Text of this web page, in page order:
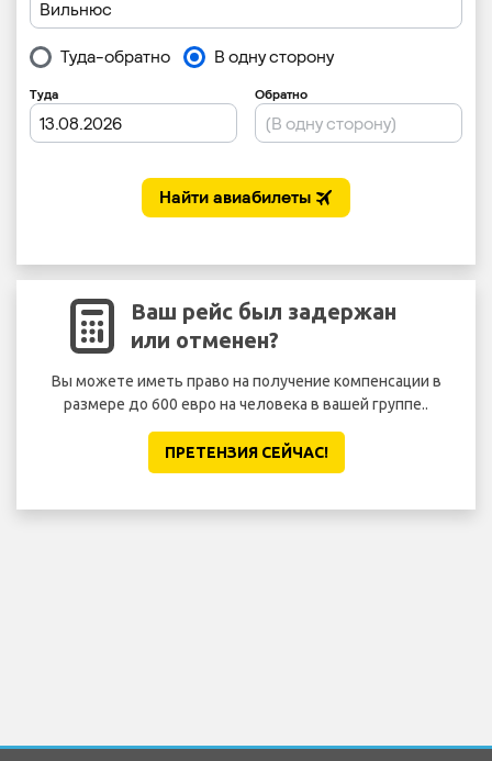
Ваш рейс был задержан
или отменен?
Вы можете иметь право на получение компенсации в
размере до 600 евро на человека в вашей группе..
ПРЕТЕНЗИЯ CЕЙЧАС!